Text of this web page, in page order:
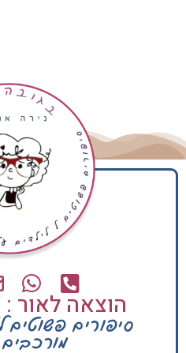
הוצאה לאור
סיפורים פשוטים